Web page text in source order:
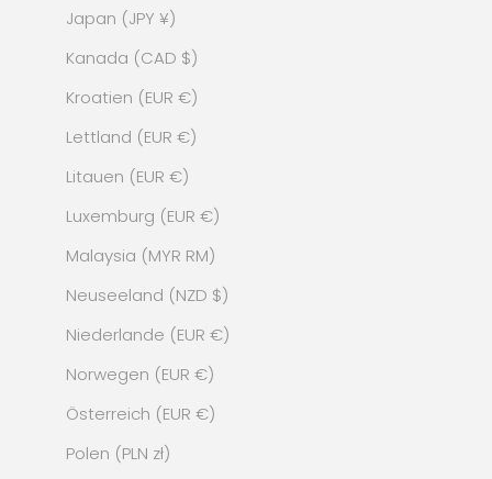
Japan (JPY ¥)
Kanada (CAD $)
Kroatien (EUR €)
Lettland (EUR €)
Litauen (EUR €)
Luxemburg (EUR €)
Malaysia (MYR RM)
Neuseeland (NZD $)
Niederlande (EUR €)
Norwegen (EUR €)
Österreich (EUR €)
Polen (PLN zł)